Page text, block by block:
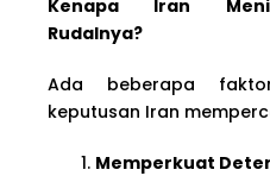
Kenapa Iran
Rudalnya?
Ada beberapa
keputusan Iran
Memperkuat